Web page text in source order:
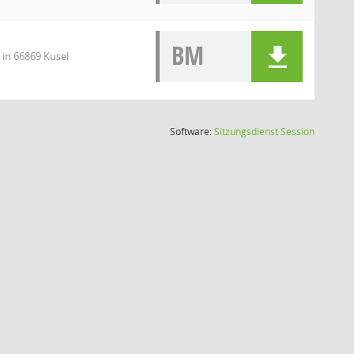
66869 Kusel BM
Software:SitzungsdienstSession(Wird in